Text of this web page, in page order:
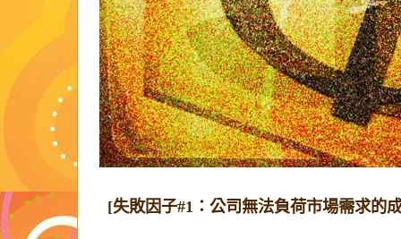
[失敗因子#1：公司無法負荷市場需求的